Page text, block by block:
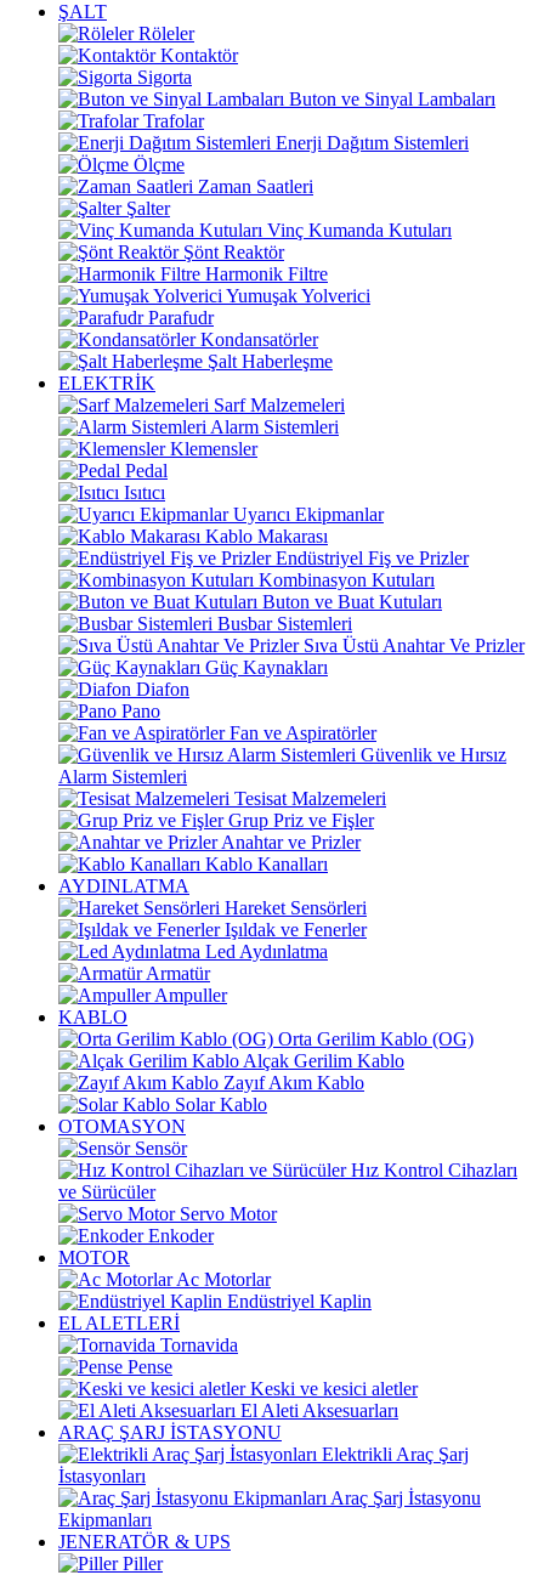
ŞALT
Röleler
Kontaktör
Sigorta
Buton ve Sinyal Lambaları
Trafolar
Enerji Dağıtım Sistemleri
Ölçme
Zaman Saatleri
Şalter
Vinç Kumanda Kutuları
Şönt Reaktör
Harmonik Filtre
Yumuşak Yolverici
Parafudr
Kondansatörler
Şalt Haberleşme
ELEKTRİK
Sarf Malzemeleri
Alarm Sistemleri
Klemensler
Pedal
Isıtıcı
Uyarıcı Ekipmanlar
Kablo Makarası
Endüstriyel Fiş ve Prizler
Kombinasyon Kutuları
Buton ve Buat Kutuları
Busbar Sistemleri
Sıva Üstü Anahtar Ve Prizler
Güç Kaynakları
Diafon
Pano
Fan ve Aspiratörler
Güvenlik ve Hırsız
Alarm Sistemleri
Tesisat Malzemeleri
Grup Priz ve Fişler
Anahtar ve Prizler
Kablo Kanalları
AYDINLATMA
Hareket Sensörleri
Işıldak ve Fenerler
Led Aydınlatma
Armatür
Ampuller
KABLO
Orta Gerilim Kablo (OG)
Alçak Gerilim Kablo
Zayıf Akım Kablo
Solar Kablo
OTOMASYON
Sensör
Hız Kontrol Cihazları
ve Sürücüler
Servo Motor
Enkoder
MOTOR
Ac Motorlar
Endüstriyel Kaplin
EL ALETLERİ
Tornavida
Pense
Keski ve kesici aletler
El Aleti Aksesuarları
ARAÇ ŞARJ İSTASYONU
Elektrikli Araç Şarj
İstasyonları
Araç Şarj İstasyonu
Ekipmanları
JENERATÖR & UPS
Piller